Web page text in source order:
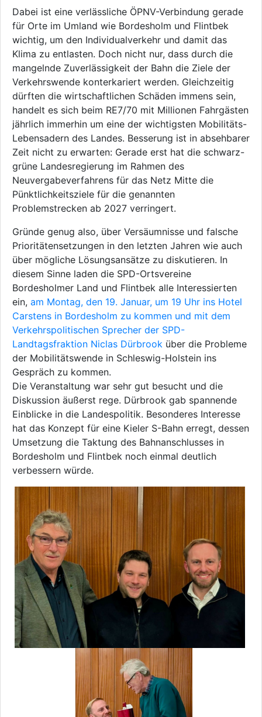
Dabei ist eine verlässliche ÖPNV-Verbindung gerade
für Orte im Umland wie Bordesholm und Flintbek
wichtig, um den Individualverkehr und damit das
Klima zu entlasten. Doch nicht nur, dass durch die
mangelnde Zuverlässigkeit der Bahn die Ziele der
Verkehrswende konterkariert werden. Gleichzeitig
dürften die wirtschaftlichen Schäden immens sein,
handelt es sich beim RE7/70 mit Millionen Fahrgästen
jährlich immerhin um eine der wichtigsten Mobilitäts-
Lebensadern des Landes. Besserung ist in absehbarer
Zeit nicht zu erwarten: Gerade erst hat die schwarz-
grüne Landesregierung im Rahmen des
Neuvergabeverfahrens für das Netz Mitte die
Pünktlichkeitsziele für die genannten
Problemstrecken ab 2027 verringert.
Gründe genug also, über Versäumnisse und falsche
Prioritätensetzungen in den letzten Jahren wie auch
über mögliche Lösungsansätze zu diskutieren. In
diesem Sinne laden die SPD-Ortsvereine
Bordesholmer Land und Flintbek alle Interessierten
ein, am Montag, den 19. Januar, um 19 Uhr ins Hotel
Carstens in Bordesholm zu kommen und mit dem
Verkehrspolitischen Sprecher der SPD-
Landtagsfraktion Niclas Dürbrook über die Probleme
der Mobilitätswende in Schleswig-Holstein ins
Gespräch zu kommen.
Die Veranstaltung war sehr gut besucht und die
Diskussion äußerst rege. Dürbrook gab spannende
Einblicke in die Landespolitik. Besonderes Interesse
hat das Konzept für eine Kieler S-Bahn erregt, dessen
Umsetzung die Taktung des Bahnanschlusses in
Bordesholm und Flintbek noch einmal deutlich
verbessern würde.